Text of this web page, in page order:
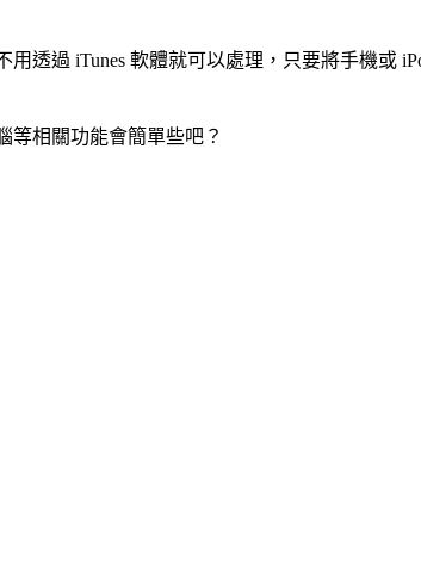
透過 iTunes 軟體就可以處理，只要將手機或
等相關功能會簡單些吧？